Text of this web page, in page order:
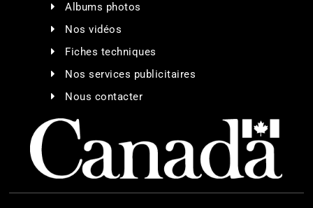
Albums photos
Nos vidéos
Fiches techniques
Nos services publicitaires
Nous contacter